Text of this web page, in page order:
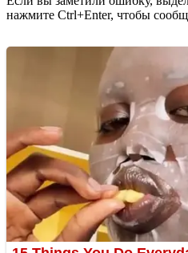
нажмите Ctrl+Enter, чтобы